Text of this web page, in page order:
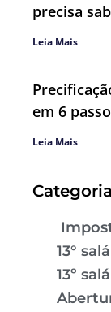
precisa
Leia Mais
em 6
Leia Mais
13°
13º